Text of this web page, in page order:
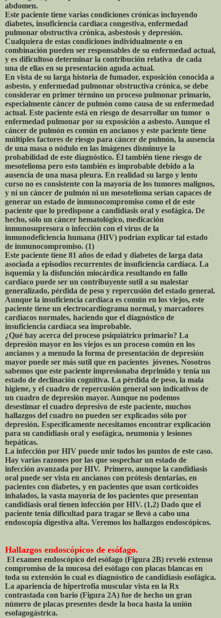
abdomen.
Este paciente tiene varias condiciones crónicas incluyendo
diabetes, insuficiencia cardiaca congestiva, enfermedad
pulmonar obstructiva crónica, asbestosis y depresión.
Cualquiera de estas condiciones individualmente o en
combinación pueden ser responsables de su enfermedad actual,
y es dificultoso determinar la contribución relativa de cada
una de ellas en su presentación aguda actual.
En vista de su larga historia de fumador, exposición conocida a
asbesto, y enfermedad pulmonar obstructiva crónica, se debe
considerar en primer término un proceso pulmonar primario,
especialmente cáncer de pulmón como causa de su enfermedad
actual. Este paciente está en riesgo de desarrollar un tumor o
enfermedad pulmonar por su exposición a asbesto. Aunque el
cáncer de pulmón es común en ancianos y este paciente tiene
múltiples factores de riesgo para cáncer de pulmón, la ausencia
de una masa o nódulo en las imágenes disminuye la
probabilidad de este diagnóstico. Él también tiene riesgo de
mesotelioma pero esto también es improbable debido a la
ausencia de una masa pleura. En realidad su largo y lento
curso no es consistente con la mayoría de los tumores malignos,
y ni un cáncer de pulmón ni un mesotelioma serían capaces de
generar un estado de inmunocompromiso como el de este
paciente que lo predispone a candidiasis oral y esofágica. De
hecho, sólo un cáncer hematológico, medicación
inmunosupresora o infección con el virus de la
inmunodeficiencia humana (HIV) podrían explicar tal estado
de inmunocompromiso. (1)
Este paciente tiene 81 años de edad y diabetes de larga data
asociada a episodios recurrentes de insuficiencia cardiaca. La
isquemia y la disfunción miocárdica resultando en fallo
cardiaco puede ser un contribuyente sutil a su malestar
generalizado, pérdida de peso y repercusión del estado general.
Aunque la insuficiencia cardiaca es común en los viejos, este
paciente tiene un electrocardiograma normal, y marcadores
cardiacos normales, haciendo que el diagnóstico de
insuficiencia cardiaca sea improbable.
¿Qué hay acerca del proceso psiquiátrico primario? La
depresión mayor en los viejos es un proceso común en los
ancianos y a menudo la forma de presentación de depresión
mayor puede ser más sutil que en pacientes jóvenes. Nosotros
sabemos que este paciente impresionaba deprimido y tenía un
estado de declinación cognitiva. La pérdida de peso, la mala
higiene, y el cuadro de repercusión general son indicativos de
un cuadro de depresión mayor. Aunque no podemos
desestimar el cuadro depresivo de este paciente, muchos
hallazgos del cuadro no pueden ser explicados sólo por
depresión. Específicamente necesitamos encontrar explicación
para su candidiasis oral y esofágica, neumonía y lesiones
hepáticas.
La infección por HIV puede unir todos los puntos de este caso.
Hay varias razones por las que sospechar un estado de
infección avanzada por HIV. Primero, aunque la candidiasis
oral puede ser vista en ancianos con prótesis dentarias, en
pacientes con diabetes, y en pacientes que usan corticoides
inhalados, la vasta mayoría de los pacientes que presentan
candidiasis oral tienen infección por HIV. (1,2) Dado que el
paciente tenía dificultad para tragar se llevó a cabo una
endoscopía digestiva alta. Veremos los hallazgos endoscópicos.
Hallazgos endoscópicos de esófago.
El examen endoscópico del esófago (Figura 2B) reveló extenso
compromiso de la mucosa del esófago con placas blancas en
toda su extensión lo cual es diagnóstico de candidiasis esofágica.
La apariencia de hipertrofia muscular vista en la Rx
contrastada con bario (Figura 2A) fue de hecho un gran
número de placas presentes desde la boca hasta la unión
esofagogástrica.